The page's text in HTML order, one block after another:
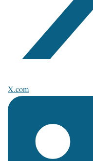
X.com